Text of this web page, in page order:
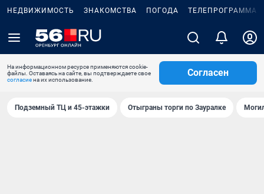
НЕДВИЖИМОСТЬ ЗНАКОМСТВА ПОГОДА ТЕЛЕПРОГРАММА
На информационном ресурсе применяются cookie-
файлы. Оставаясь на сайте, вы подтверждаете свое
согласиена их использование.
Согласен
Подземный ТЦ и 45-этажки Отыграны торги по Зауралке